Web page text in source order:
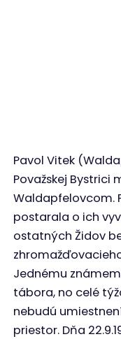
Pavol Vitek
Považskej Bystrici
Waldapfelovcom.
postarala o ich
ostatných Židov
Jednému
tábora, no celé
nebudú
priestor. Dňa